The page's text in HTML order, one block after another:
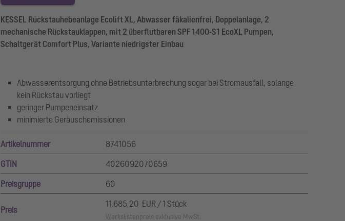
KESSEL Rückstauhebeanlage Ecolift XL, Abwasser fäkalienfrei, Doppelanlage, 2
mechanische Rückstauklappen, mit 2 überflutbaren SPF 1400-S1 EcoXL Pumpen,
Schaltgerät Comfort Plus, Variante niedrigster Einbau
Abwasserentsorgung ohne Betriebsunterbrechung sogar bei Stromausfall, solange
kein Rückstau vorliegt
geringer Pumpeneinsatz
minimierte Geräuschemissionen
Artikelnummer 8741056
GTIN 4026092070659
Preisgruppe 60
Preis
11.685,20 EUR / 1 Stück
Werkslistenpreis exklusive MwSt.